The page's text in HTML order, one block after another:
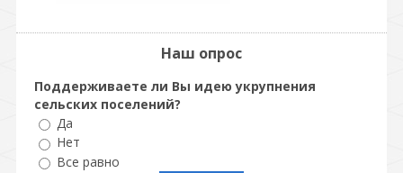
Наш опрос
Поддерживаете ли Вы идею укрупнения
сельских поселений?
Да
Нет
Все равно